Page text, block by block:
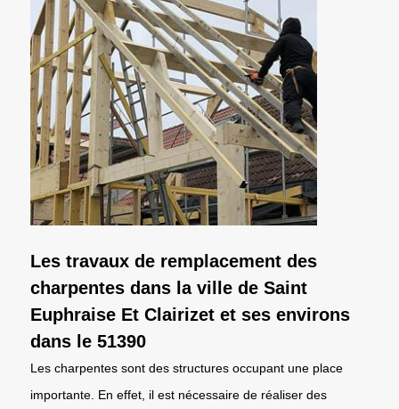
Les travaux de remplacement des
charpentes dans la ville de Saint
Euphraise Et Clairizet et ses environs
dans le 51390
Les charpentes sont des structures occupant une place
importante. En effet, il est nécessaire de réaliser des